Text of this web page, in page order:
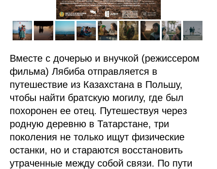
Вместе с дочерью и внучкой (режиссером
фильма) Лябиба отправляется в
путешествие из Казахстана в Польшу,
чтобы найти братскую могилу, где был
похоронен ее отец. Путешествуя через
родную деревню в Татарстане, три
поколения не только ищут физические
останки, но и стараются восстановить
утраченные между собой связи. По пути